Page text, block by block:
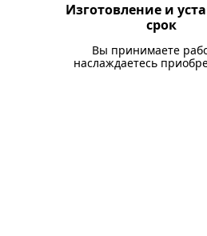
Изготовление и
срок
Вы принимаете
наслаждаетесь